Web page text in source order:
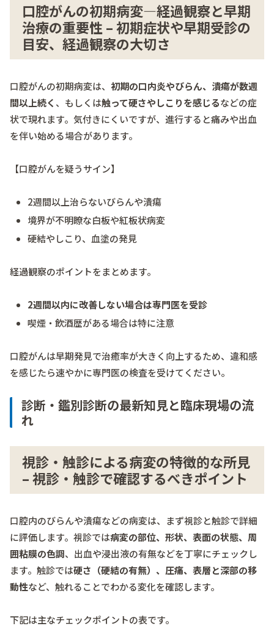
口腔がんの初期病変―経過観察と早期
治療の重要性 – 初期症状や早期受診の
目安、経過観察の大切さ
口腔がんの初期病変は、 初期の口内炎やびらん、潰瘍が数週
間以上続く 、もしくは触って硬さやしこりを感じるなどの症
状で現れます。気付きにくいですが、進行すると痛みや出血
を伴い始める場合があります。
【口腔がんを疑うサイン】
2週間以上治らないびらんや潰瘍
境界が不明瞭な白板や紅板状病変
硬結やしこり、血塗の発見
経過観察のポイントをまとめます。
2週間以内に改善しない場合は専門医を受診
喫煙・飲酒歴がある場合は特に注意
口腔がんは早期発見で治癒率が大きく向上するため、違和感
を感じたら速やかに専門医の検査を受けてください。
診断・鑑別診断の最新知見と臨床現場の流
れ
視診・触診による病変の特徴的な所見
– 視診・触診で確認するべきポイント
口腔内のびらんや潰瘍などの病変は、まず視診と触診で詳細
に評価します。視診では病変の部位、形状、表面の状態、周
囲粘膜の色調、出血や浸出液の有無などを丁寧にチェックし
ます。触診では硬さ（硬結の有無）、圧痛、表層と深部の移
動性など、触れることでわかる変化を確認します。
下記は主なチェックポイントの表です。